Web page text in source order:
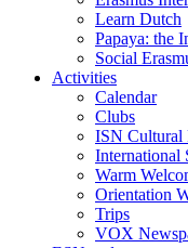
Learn Dutch
Papaya: the
Social
Activities
Calendar
Clubs
ISN Cultural
International
Warm
Orientation
Trips
VOX